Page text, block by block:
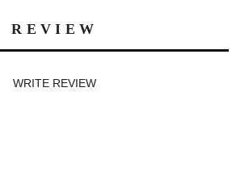
REVIEW
WRITE REVIEW